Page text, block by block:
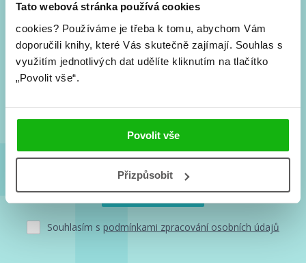
Tato webová stránka používá cookies
cookies? Používáme je třeba k tomu, abychom Vám
doporučili knihy, které Vás skutečně zajímají. Souhlas s
využitím jednotlivých dat udělíte kliknutím na tlačítko
„Povolit vše“.
Povolit vše
Přizpůsobit
#HumbookNews
Vše kolem #youngadult každý měsíc rovnou do mailu!
Nové knihy, co se chystá, kvízy, soutěže, autoři, filmové
Souhlasím s podmínkami zpracování osobních údajů